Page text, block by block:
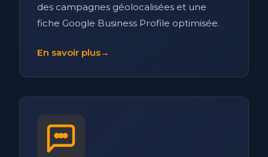
des campagnes géolocalisées et une
fiche Google Business Profile optimisée.
En savoir plus→